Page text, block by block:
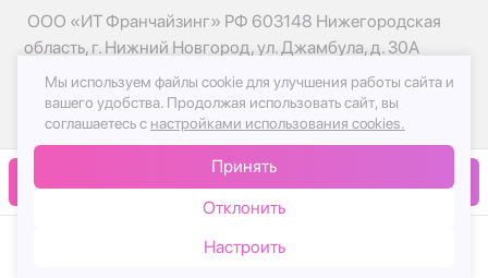
В корзину
ООО «ИТ Франчайзинг» РФ 603148 Нижегородская
область, г. Нижний Новгород, ул. Джамбула, д. 30А
© 2017-2026г, База Цветов 24.ру
Политика конфиденциальности
Публичная оферта
Мы используем файлы cookie для улучшения работы сайта и
вашего удобства. Продолжая использовать сайт, вы
соглашаетесь с настройками использования cookies.
Принять
Отклонить
Настроить